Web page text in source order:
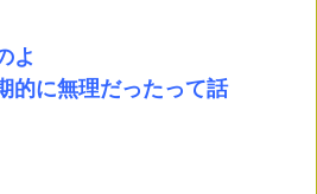
よ
的に無理だったって話